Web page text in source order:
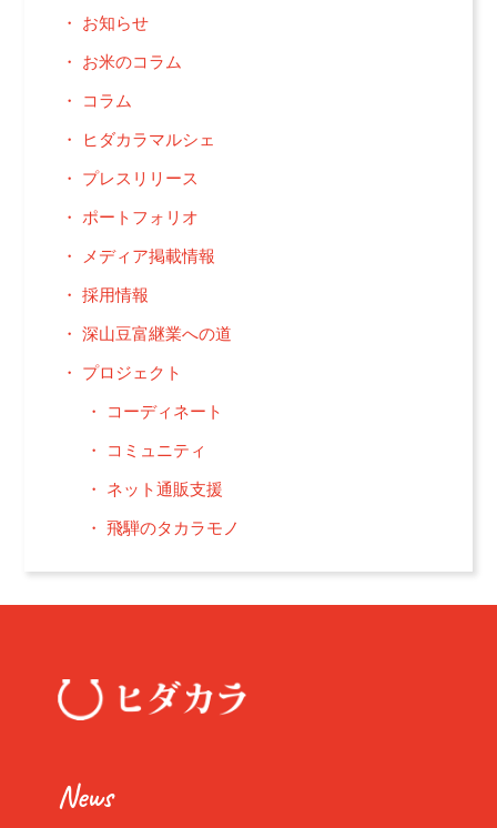
お知らせ
お米のコラム
コラム
ヒダカラマルシェ
プレスリリース
ポートフォリオ
メディア掲載情報
採用情報
深山豆富継業への道
プロジェクト
コーディネート
コミュニティ
ネット通販支援
飛騨のタカラモノ
News